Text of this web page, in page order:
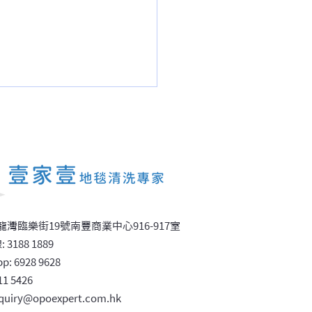
鋪方塊地毯還是大卷地
用商廈的裝修成本評估
灣臨樂街19號南豐商業中心916-917室
31 88 1889
6928 9628
5426